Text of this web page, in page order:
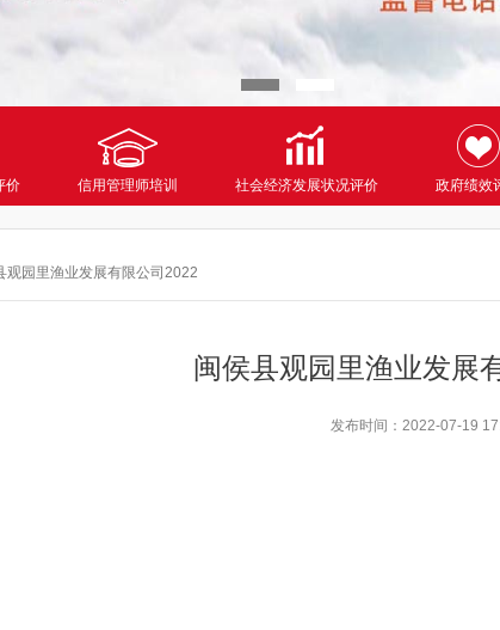
价 信用管理师培训 社会经济发展状况评价 政府绩效
观园里渔业发展有限公司2022
闽侯县观园里渔业发展
发布时间： 2022-07-19